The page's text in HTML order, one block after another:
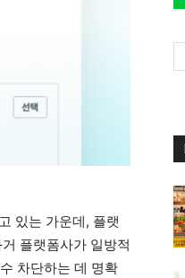
있는 가운데, 플랫
플랫폼사가 일방적
차단하는 데 명확